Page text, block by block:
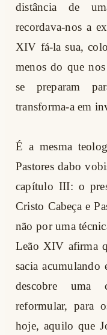
distância de
recordava-nos a
XIV fá-la sua,
menos do que
se preparam
transforma-a em
É a mesma
Pastores dabo
capítulo III: o
Cristo Cabeça e
não por uma
Leão XIV afirma
sacia acumulando
descobre uma
reformular, para
hoje, aquilo que